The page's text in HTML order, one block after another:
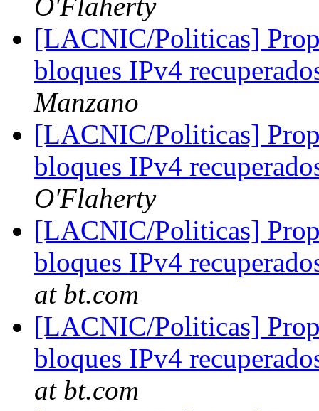
O'Flaherty
[LACNIC/Politicas]
bloques IPv4
Manzano
[LACNIC/Politicas]
bloques IPv4
O'Flaherty
[LACNIC/Politicas]
bloques IPv4
at bt.com
[LACNIC/Politicas]
bloques IPv4
at bt.com